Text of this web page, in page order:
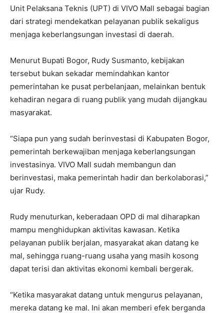
Unit Pelaksana Teknis (UPT) di VIVO Mall sebagai bagian
dari strategi mendekatkan pelayanan publik sekaligus
menjaga keberlangsungan investasi di daerah.
Menurut Bupati Bogor, Rudy Susmanto, kebijakan
tersebut bukan sekadar memindahkan kantor
pemerintahan ke pusat perbelanjaan, melainkan bentuk
kehadiran negara di ruang publik yang mudah dijangkau
masyarakat.
“Siapa pun yang sudah berinvestasi di Kabupaten Bogor,
pemerintah berkewajiban menjaga keberlangsungan
investasinya. VIVO Mall sudah membangun dan
berinvestasi, maka pemerintah hadir dan berkolaborasi,”
ujar Rudy.
Rudy menuturkan, keberadaan OPD di mal diharapkan
mampu menghidupkan aktivitas kawasan. Ketika
pelayanan publik berjalan, masyarakat akan datang ke
mal, sehingga ruang-ruang usaha yang masih kosong
dapat terisi dan aktivitas ekonomi kembali bergerak.
“Ketika masyarakat datang untuk mengurus pelayanan,
mereka datang ke mal. Ini akan memberi efek berganda